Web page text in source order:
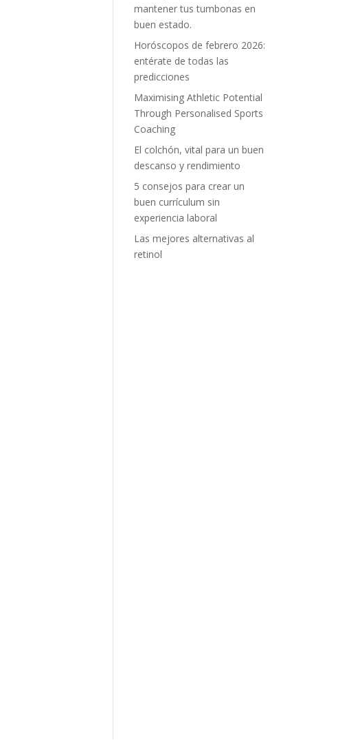
mantener tus tumbonas en
buen estado.
Horóscopos de febrero 2026:
entérate de todas las
predicciones
Maximising Athletic Potential
Through Personalised Sports
Coaching
El colchón, vital para un buen
descanso y rendimiento
5 consejos para crear un
buen currículum sin
experiencia laboral
Las mejores alternativas al
retinol